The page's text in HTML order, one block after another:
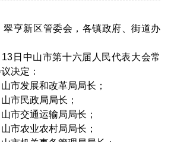
翠亨新区管委会，各镇政府、街道办
中山市第十六届人民代表大会常
决定：
发展和改革局局长；
民政局局长；
交通运输局局长；
农业农村局局长；